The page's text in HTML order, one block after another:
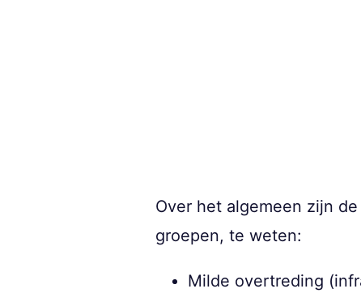
Over het algemeen zijn
groepen, te weten:
Milde overtreding